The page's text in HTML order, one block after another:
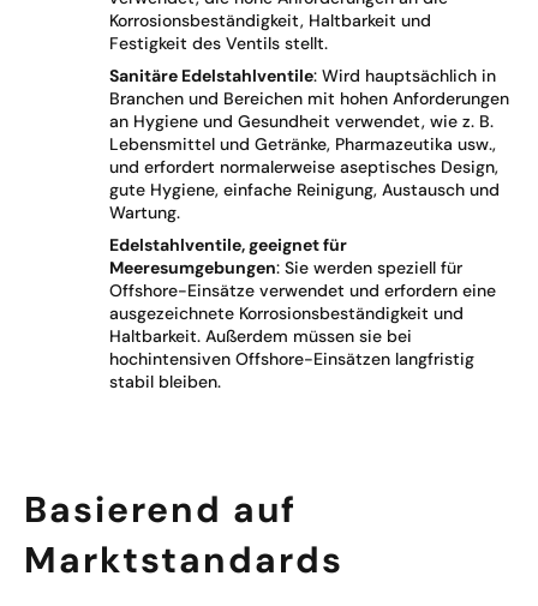
Korrosionsbeständigkeit, Haltbarkeit und
Festigkeit des Ventils stellt.
Sanitäre Edelstahlventile: Wird hauptsächlich in
Branchen und Bereichen mit hohen Anforderungen
an Hygiene und Gesundheit verwendet, wie z. B.
Lebensmittel und Getränke, Pharmazeutika usw.,
und erfordert normalerweise aseptisches Design,
gute Hygiene, einfache Reinigung, Austausch und
Wartung.
Edelstahlventile, geeignet für
Meeresumgebungen: Sie werden speziell für
Offshore-Einsätze verwendet und erfordern eine
ausgezeichnete Korrosionsbeständigkeit und
Haltbarkeit. Außerdem müssen sie bei
hochintensiven Offshore-Einsätzen langfristig
stabil bleiben.
Basierend auf
Marktstandards